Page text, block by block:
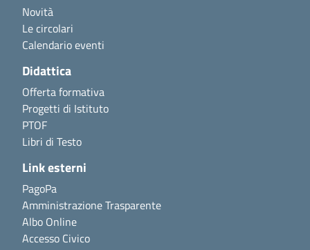
Novità
Le circolari
Calendario eventi
Didattica
Offerta formativa
Progetti di Istituto
PTOF
Libri di Testo
Link esterni
PagoPa
Amministrazione Trasparente
Albo Online
Accesso Civico